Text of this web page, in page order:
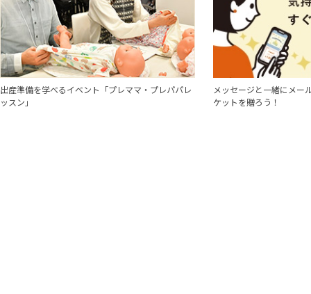
出産準備を学べるイベント「プレママ・プレパパレ
ッスン」
メッセージと一緒にメー
ケットを贈ろう！